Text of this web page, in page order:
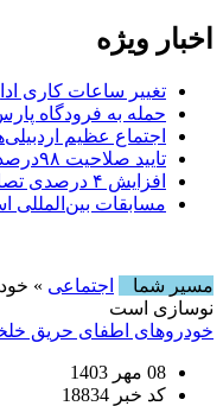
اخبار ویژه
تغییر ساعات کاری
حمله به فرودگاه
اجتماع عظیم
تایید صلاحیت ۹۸درصد نامزدهای شوراهای روستای اردبیل
افزایش ۴ درصدی تصادفات فوتی در جاده‌های اردبیل
مسابقات بین‌المللی
مسیر شما
اجتماعی »
نوسازی است
خودروهای اطفای حریق
08 مهر 1403
کد خبر 18834